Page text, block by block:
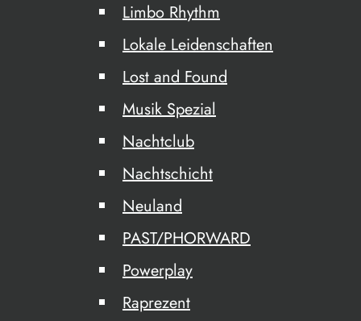
Limbo Rhythm
Lokale Leidenschaften
Lost and Found
Musik Spezial
Nachtclub
Nachtschicht
Neuland
PAST/PHORWARD
Powerplay
Raprezent